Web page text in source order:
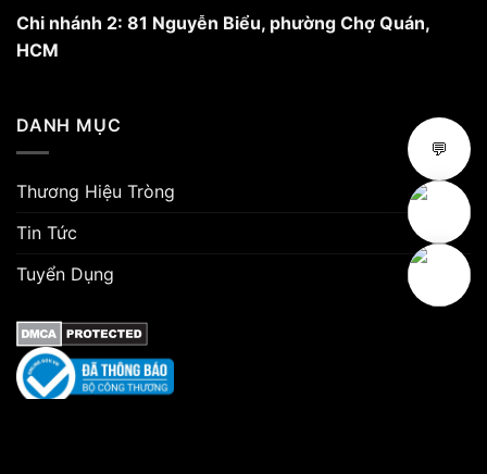
Chi nhánh 2: 81 Nguyễn Biểu, phường Chợ Quán,
HCM
DANH MỤC
Thương Hiệu Tròng
Tin Tức
Tuyển Dụng
💬